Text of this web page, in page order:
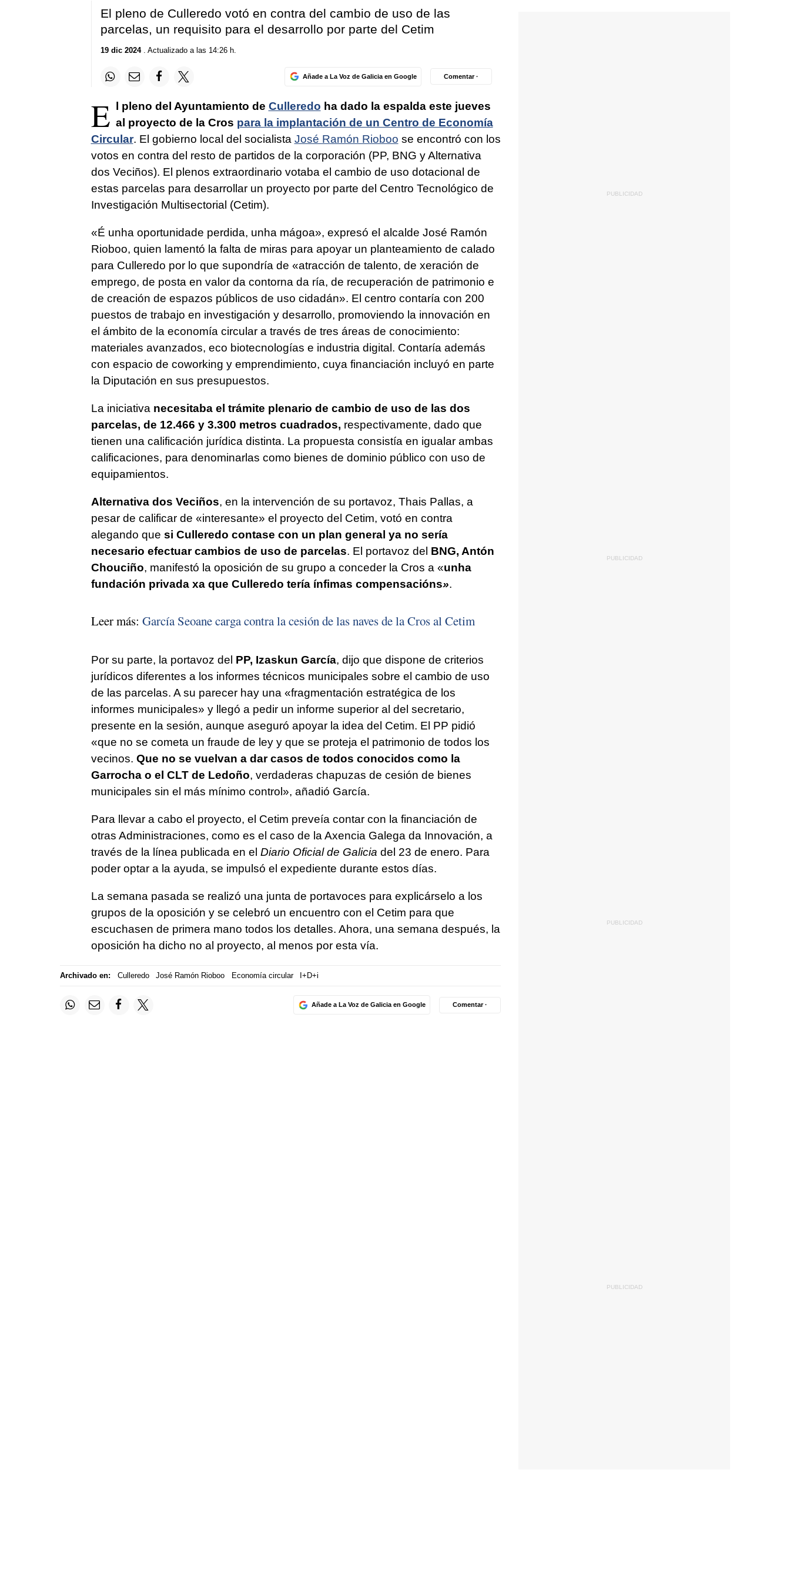
El pleno de Culleredo votó en contra del cambio de uso de las
parcelas, un requisito para el desarrollo por parte del Cetim
19 dic 2024. Actualizado a las 14:26 h.
Añade a La Voz de Galicia en Google Comentar ·
E l pleno del Ayuntamiento de Culleredo ha dado la espalda este jueves
al proyecto de la Cros para la implantación de un Centro de Economía
Circular. El gobierno local del socialista José Ramón Rioboo se encontró con los
votos en contra del resto de partidos de la corporación (PP, BNG y Alternativa
dos Veciños). El plenos extraordinario votaba el cambio de uso dotacional de
estas parcelas para desarrollar un proyecto por parte del Centro Tecnológico de
Investigación Multisectorial (Cetim).
«É unha oportunidade perdida, unha mágoa», expresó el alcalde José Ramón
Rioboo, quien lamentó la falta de miras para apoyar un planteamiento de calado
para Culleredo por lo que supondría de «atracción de talento, de xeración de
emprego, de posta en valor da contorna da ría, de recuperación de patrimonio e
de creación de espazos públicos de uso cidadán». El centro contaría con 200
puestos de trabajo en investigación y desarrollo, promoviendo la innovación en
el ámbito de la economía circular a través de tres áreas de conocimiento:
materiales avanzados, eco biotecnologías e industria digital. Contaría además
con espacio de coworking y emprendimiento, cuya financiación incluyó en parte
la Diputación en sus presupuestos.
La iniciativa necesitaba el trámite plenario de cambio de uso de las dos
parcelas, de 12.466 y 3.300 metros cuadrados, respectivamente, dado que
tienen una calificación jurídica distinta. La propuesta consistía en igualar ambas
calificaciones, para denominarlas como bienes de dominio público con uso de
equipamientos.
Alternativa dos Veciños, en la intervención de su portavoz, Thais Pallas, a
pesar de calificar de «interesante» el proyecto del Cetim, votó en contra
alegando que si Culleredo contase con un plan general ya no sería
necesario efectuar cambios de uso de parcelas. El portavoz del BNG, Antón
Chouciño, manifestó la oposición de su grupo a conceder la Cros a «unha
fundación privada xa que Culleredo tería ínfimas compensacións».
Leer más: García Seoane carga contra la cesión de las naves de la Cros al Cetim
Por su parte, la portavoz del PP, Izaskun García, dijo que dispone de criterios
jurídicos diferentes a los informes técnicos municipales sobre el cambio de uso
de las parcelas. A su parecer hay una «fragmentación estratégica de los
informes municipales» y llegó a pedir un informe superior al del secretario,
presente en la sesión, aunque aseguró apoyar la idea del Cetim. El PP pidió
«que no se cometa un fraude de ley y que se proteja el patrimonio de todos los
vecinos. Que no se vuelvan a dar casos de todos conocidos como la
Garrocha o el CLT de Ledoño, verdaderas chapuzas de cesión de bienes
municipales sin el más mínimo control», añadió García.
Para llevar a cabo el proyecto, el Cetim preveía contar con la financiación de
otras Administraciones, como es el caso de la Axencia Galega da Innovación, a
través de la línea publicada en el Diario Oficial de Galicia del 23 de enero. Para
poder optar a la ayuda, se impulsó el expediente durante estos días.
La semana pasada se realizó una junta de portavoces para explicárselo a los
grupos de la oposición y se celebró un encuentro con el Cetim para que
escuchasen de primera mano todos los detalles. Ahora, una semana después, la
oposición ha dicho no al proyecto, al menos por esta vía.
Archivado en: Culleredo José Ramón Rioboo Economía circular I+D+i
Añade a La Voz de Galicia en Google Comentar ·